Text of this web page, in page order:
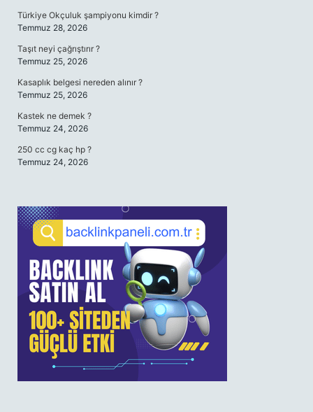
Türkiye Okçuluk şampiyonu kimdir ?
Temmuz 28, 2026
Taşıt neyi çağrıştırır ?
Temmuz 25, 2026
Kasaplık belgesi nereden alınır ?
Temmuz 25, 2026
Kastek ne demek ?
Temmuz 24, 2026
250 cc cg kaç hp ?
Temmuz 24, 2026